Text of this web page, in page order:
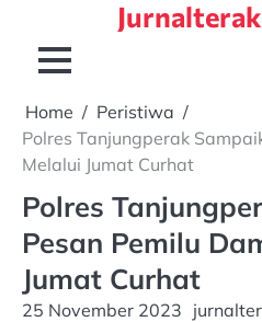
content
Home
Peristiwa
Polres Tanjungperak
Melalui Jumat Curhat
Polres
Pesan Pemilu
Jumat Curhat
25 November 2023